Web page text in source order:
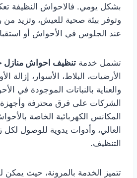
بشكل يومي. فالاحواش النظيفة
وتوفر بيئة صحية للعيش، وتزيد
عند الجلوس في الأحواش أو
تشمل خدمة تنظيف احواش منازل
الأرضيات، البلاط، الأسوار، إزالة
والعناية بالنباتات الموجودة في
الشركات على فرق محترفة
المكانس الكهربائية الخاصة
العالي، وأدوات يدوية للوصول
التنظيف.
تتميز الخدمة بالمرونة، حيث يمكن